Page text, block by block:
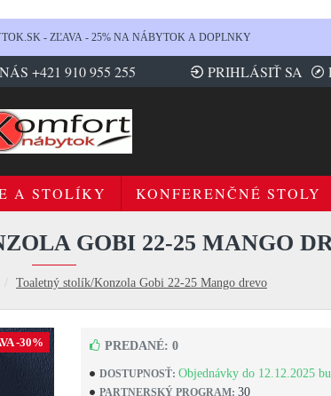
- ZĽAVA - 25% NA NÁBYTOK A DOPLNKY
+421 910 955 255 PRIHLÁSIŤ SA
A STOLÍKY KONFERENČNÉ STOLY
Toaletný stolík/Konzola Gobi 22-25 Mango drevo
GOBI 22-25 MANGO
-30%
DOSTUPNOSŤ: Objednávky do 12.12.2025
PARTNERSKÝ PROGRAM: 30
PREDANÉ: 0